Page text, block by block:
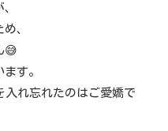
、
😅
す。
入れ忘れたのはご愛嬌で